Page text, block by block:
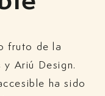
fruto de la
Ariú Design.
ha sido